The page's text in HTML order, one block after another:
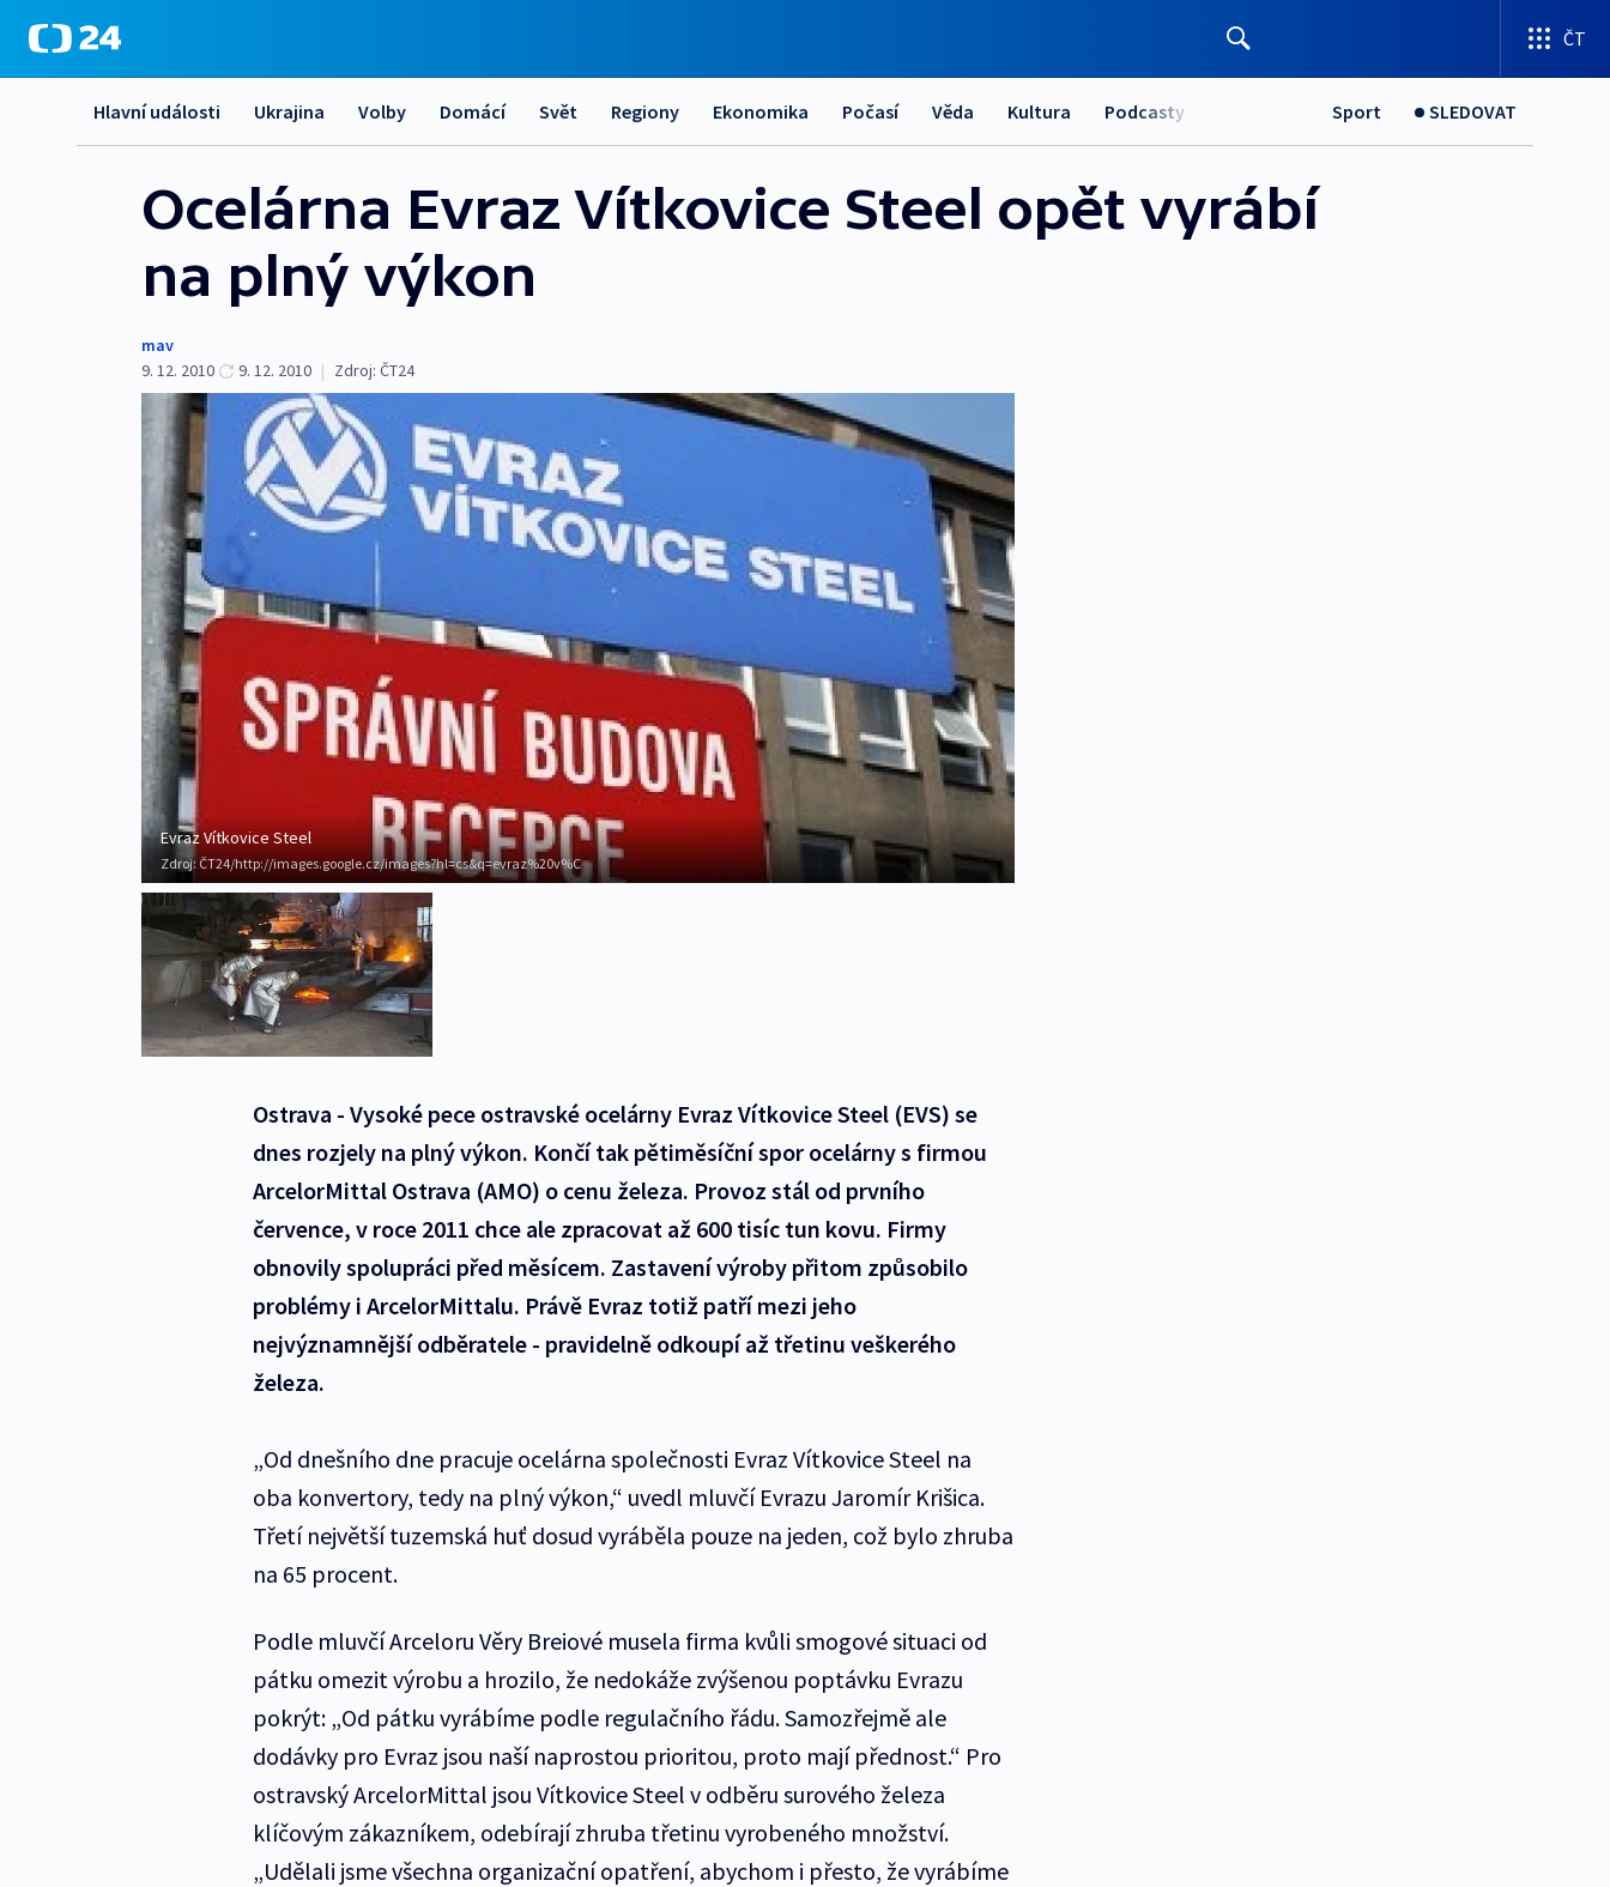
ČT
Hlavní události Ukrajina Volby Domácí Svět Regiony Ekonomika Počasí Věda Kultura Podcasty Sport SLEDOVAT
Ocelárna Evraz Vítkovice Steel opět vyrábí
na plný výkon
mav
9. 12. 2010
9. 12. 2010 | Zdroj: ČT24
Evraz Vítkovice Steel
Zdroj: ČT24/http://images.google.cz/images?hl=cs&q=evraz%20v%C
Ostrava - Vysoké pece ostravské ocelárny Evraz Vítkovice Steel (EVS) se
dnes rozjely na plný výkon. Končí tak pětiměsíční spor ocelárny s firmou
ArcelorMittal Ostrava (AMO) o cenu železa. Provoz stál od prvního
července, v roce 2011 chce ale zpracovat až 600 tisíc tun kovu. Firmy
obnovily spolupráci před měsícem. Zastavení výroby přitom způsobilo
problémy i ArcelorMittalu. Právě Evraz totiž patří mezi jeho
nejvýznamnější odběratele - pravidelně odkoupí až třetinu veškerého
železa.
„Od dnešního dne pracuje ocelárna společnosti Evraz Vítkovice Steel na
oba konvertory, tedy na plný výkon,“ uvedl mluvčí Evrazu Jaromír Krišica.
Třetí největší tuzemská huť dosud vyráběla pouze na jeden, což bylo zhruba
na 65 procent.
Podle mluvčí Arceloru Věry Breiové musela firma kvůli smogové situaci od
pátku omezit výrobu a hrozilo, že nedokáže zvýšenou poptávku Evrazu
pokrýt: „Od pátku vyrábíme podle regulačního řádu. Samozřejmě ale
dodávky pro Evraz jsou naší naprostou prioritou, proto mají přednost.“ Pro
ostravský ArcelorMittal jsou Vítkovice Steel v odběru surového železa
klíčovým zákazníkem, odebírají zhruba třetinu vyrobeného množství.
„Udělali jsme všechna organizační opatření, abychom i přesto, že vyrábíme